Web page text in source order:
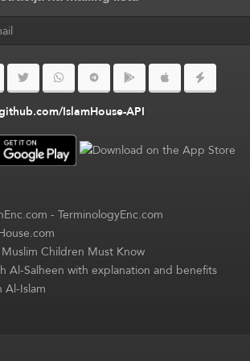
IslamHouse-API
-TerminologyEnc.com
Children Must Know
Al-Salheen with explanation and benefits
Al-Islam